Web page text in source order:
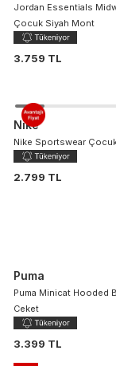
Jordan Essentials
Çocuk Siyah Mont
3.759 TL
Nike
Nike Sportswear
2.799 TL
Puma
Puma Minicat Hooded
Ceket
3.399 TL